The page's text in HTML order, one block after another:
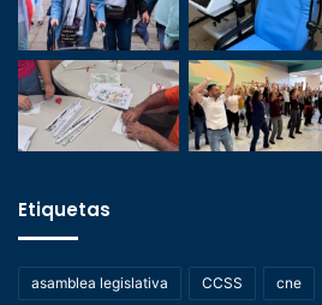
Etiquetas
asamblea legislativa CCSS cne